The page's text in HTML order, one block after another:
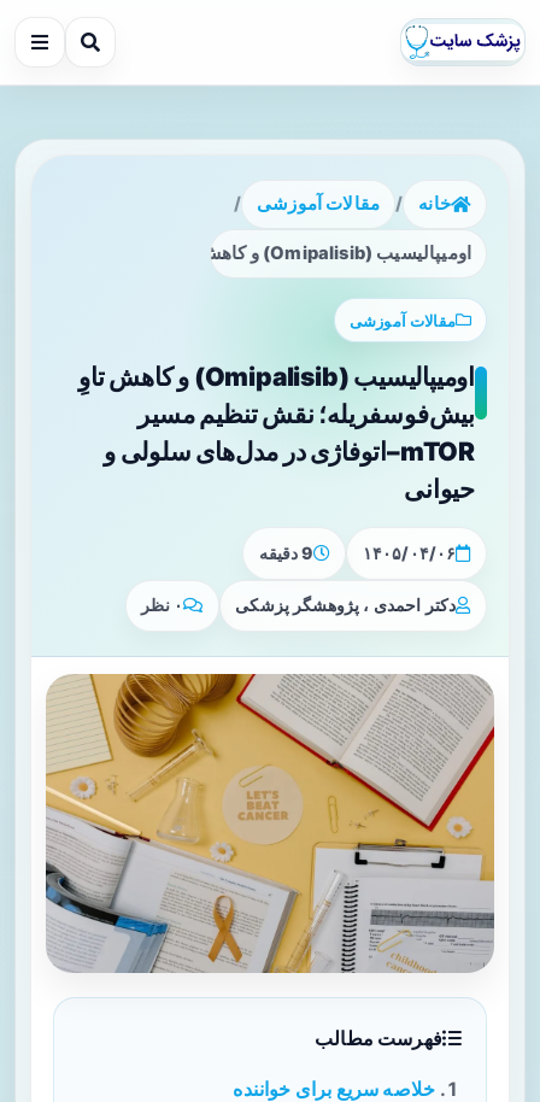
خانه / مقالات آموزشی /
اومیپالیسیب (Omipalisib) و کاهش تاوِ بیش‌فوسفریله؛ نقش تنظیم مسیر mTOR–اتوفاژی در مدل‌های سلولی و حیوانی
مقالات آموزشی
اومیپالیسیب (Omipalisib) و کاهش تاوِ
بیش‌فوسفریله؛ نقش تنظیم مسیر
mTOR–اتوفاژی در مدل‌های سلولی و
حیوانی
۱۴۰۵/۰۴/۰۶ 9 دقیقه
دکتر احمدی ، پژوهشگر پزشکی ۰ نظر
فهرست مطالب
خلاصه سریع برای خواننده